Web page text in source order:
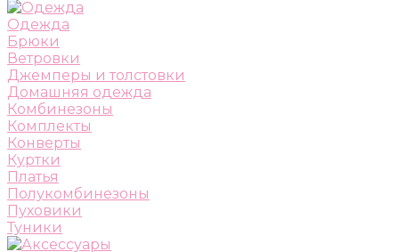
Одежда
Брюки
Ветровки
Джемперы и толстовки
Домашняя одежда
Комбинезоны
Комплекты
Конверты
Куртки
Платья
Полукомбинезоны
Пуховики
Туники